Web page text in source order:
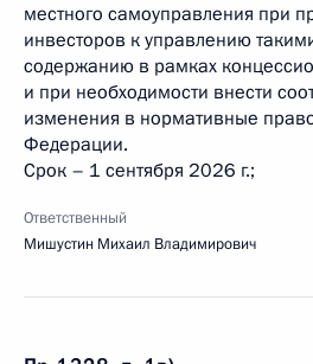
местного самоуправления при
инвесторов к управлению
содержанию в рамках
и при необходимости внести
изменения в нормативные
Федерации.
Срок – 1 сентября 2026 г.;
Ответственный
Мишустин Михаил Владимирович